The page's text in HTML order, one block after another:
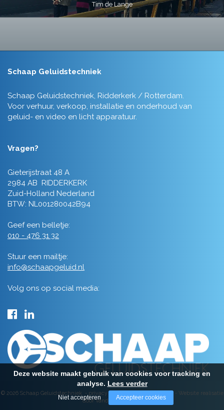
Tim de Lange
Schaap Geluidstechniek
Schaap Geluidstechniek, Ridderkerk / Rotterdam.
Voor verhuur, verkoop, installatie en onderhoud van
geluid- en video en licht apparatuur.
Vragen?
Gieterijstraat 48 A
2984 AB RIDDERKERK
Zuid-Holland Nederland
BTW: NL001280042B94
Geef een belletje:
010 - 476 31 32
Stuur een mailtje:
info@schaapgeluid.nl
Volg ons op social media:
© 2026 Schaap Geluidstechniek - privacy - algemene voorwaarden- Website realisatie
door Vanderperk Groep
Deze website maakt gebruik van cookies voor tracking en
analyse. Lees verder
Niet accepteren Accepteer cookies